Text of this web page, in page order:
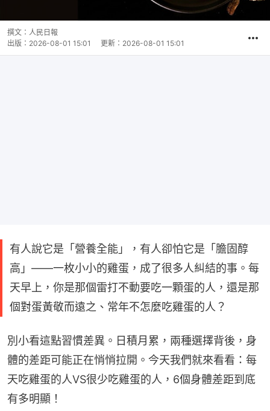
撰文： 人民日報
出版： 2026-08-01 15:01 更新： 2026-08-01 15:01
有人說它是「營養全能」，有人卻怕它是「膽固醇
高」——一枚小小的雞蛋，成了很多人糾結的事。每
天早上，你是那個雷打不動要吃一顆蛋的人，還是那
個對蛋黃敬而遠之、常年不怎麼吃雞蛋的人？
別小看這點習慣差異。日積月累，兩種選擇背後，身
體的差距可能正在悄悄拉開。今天我們就來看看：每
天吃雞蛋的人VS很少吃雞蛋的人，6個身體差距到底
有多明顯！